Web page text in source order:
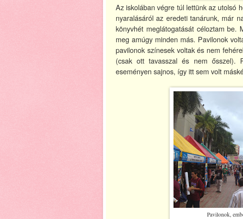
Az iskolában végre túl lettünk az utolsó
nyaralásáról az eredeti tanárunk, már
könyvhét meglátogatását céloztam be.
meg amúgy minden más. Pavilonok
pavilonok színesek voltak és nem
(csak ott tavasszal és nem
eseményen sajnos, így itt sem volt
Pavilonok,